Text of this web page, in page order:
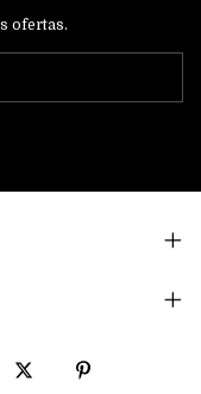
ofertas.